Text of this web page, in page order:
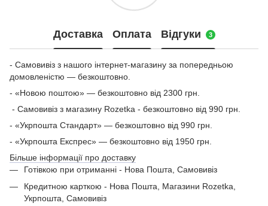
Доставка Оплата Відгуки 3
- Самовивіз з нашого інтернет-магазину за попередньою
домовленістю — безкоштовно.
- «Новою поштою» — безкоштовно від 2300 грн.
- Самовивіз з магазину Rozetka - безкоштовно від 990 грн.
- «Укрпошта Стандарт» — безкоштовно від 990 грн.
- «Укрпошта Експрес» — безкоштовно від 1950 грн.
Більше інформації про доставку
Готівкою при отриманні - Нова Пошта, Самовивіз
Кредитною карткою - Нова Пошта, Магазини Rozetka,
Укрпошта, Самовивіз